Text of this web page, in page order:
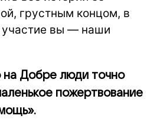
грустным концом, в
участие вы — наши
на Добре люди точно
пожертвование